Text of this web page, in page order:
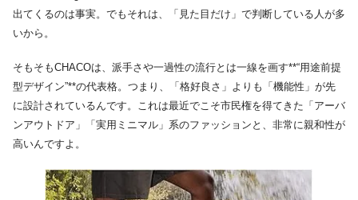
出てくるのは事実。でもそれは、「見た目だけ」で判断している人が多
いから。
そもそもCHACOは、派手さや一過性の流行とは一線を画す**“用途前提
型デザイン”**の代表格。つまり、「格好良さ」よりも「機能性」が先
に設計されているんです。これは最近でこそ市民権を得てきた「アーバ
ンアウトドア」「実用ミニマル」系のファッションと、非常に親和性が
高いんですよ。